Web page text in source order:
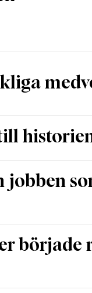
jobben
började